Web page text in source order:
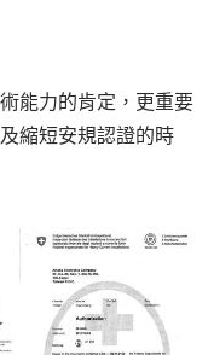
能力的肯定，更重要
縮短安規認證的時